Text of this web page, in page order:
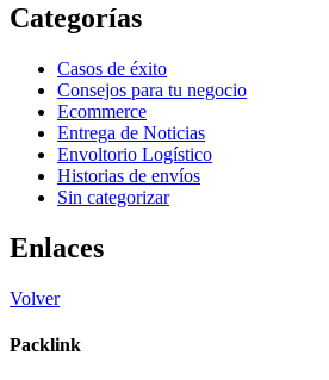
Categorías
Casos de éxito
Consejos para tu negocio
Ecommerce
Entrega de Noticias
Envoltorio Logístico
Historias de envíos
Sin categorizar
Enlaces
Volver
Packlink